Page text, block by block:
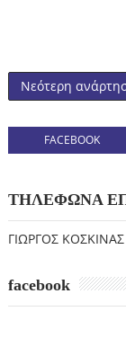
Νεότερη
FACEBOOK
ΤΗΛΕΦΩΝΑ
ΓΙΩΡΓΟΣ ΚΟΣΚΙΝΑΣ
facebook